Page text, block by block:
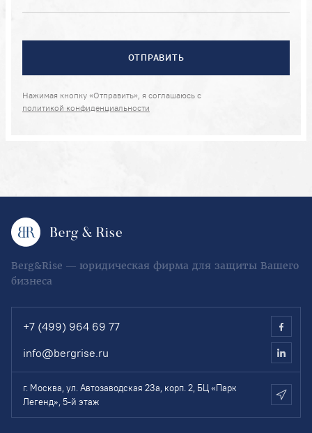
ОТПРАВИТЬ
Нажимая кнопку «Отправить», я соглашаюсь с
политикой конфиденциальности
Berg&Rise — юридическая фирма для защиты Вашего
бизнеса
+7 (499) 964 69 77
info@bergrise.ru
г. Москва, ул. Автозаводская 23а, корп. 2, БЦ «Парк
Легенд», 5-й этаж